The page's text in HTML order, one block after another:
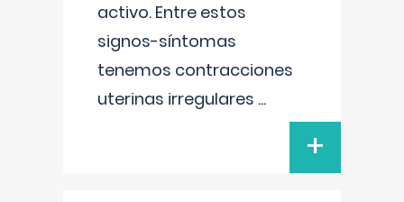
activo. Entre estos
signos-síntomas
tenemos contracciones
uterinas irregulares ...
+